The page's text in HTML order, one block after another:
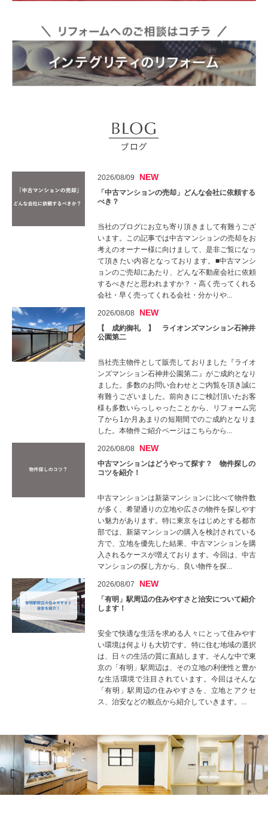
2026/08/09 NEW
「中古マンションの売却」どんな会社に依頼する
べき？
当社のブログにお立ち寄り頂きまして有難うござ
います。この記事では中古マンションの売却をお
考えのオーナー様に向けまして、是非ご覧になっ
て頂きたい内容となっております。■中古マンシ
ョンのご売却にあたり、どんな不動産会社に依頼
するべきだと思われますか？・高く売ってくれる
会社・早く売ってくれる会社・分かりや...
2026/08/08 NEW
【 成約御礼 】 ライオンズマンション石神井
公園第二
当社売主物件として販売しておりました『ライオ
ンズマンション石神井公園第二』がご成約となり
ました。多数のお問い合わせとご内覧を頂き誠に
有難うございました。前向きにご検討頂いたお客
様も多数いらっしゃったことから、リフォーム完
了から1か月あまりの短期間でのご成約となりま
した。本物件ご紹介ページはこちらから...
2026/08/08 NEW
中古マンションはどうやって探す？ 物件探しの
コツを紹介！
中古マンションは新築マンションに比べて物件数
が多く、希望通りの立地や広さの物件を探しやす
い魅力があります。特に東京をはじめとする都市
部では、新築マンションの購入を検討されている
方で、立地を優先した結果、中古マンションを購
入されるケースが増えております。今回は、中古
マンションの探し方から、良い物件を探...
2026/08/07 NEW
「有明」駅周辺の住みやすさと治安について紹介
します！
安全で快適な生活を求める人々にとって住みやす
い環境は何よりも大切です。特に住む地域の選択
は、日々の生活の質に直結します。そんな中で東
京の「有明」駅周辺は、その立地の利便性と豊か
な生活環境で注目されています。今回はそんな
「有明」駅周辺の住みやすさを、立地とアクセ
ス、治安などの観点から紹介していきます。...